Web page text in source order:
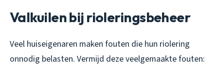
Valkuilen bij rioleringsbeheer
Veel huiseigenaren maken fouten die hun riolering
onnodig belasten. Vermijd deze veelgemaakte fouten: